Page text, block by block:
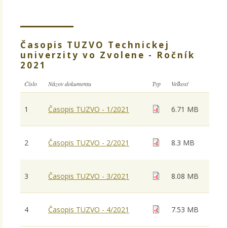
Časopis TUZVO Technickej
univerzity vo Zvolene - Ročník
2021
Číslo Názov dokumentu Typ Veľkosť
1 Časopis TUZVO - 1/2021 6.71 MB
2 Časopis TUZVO - 2/2021 8.3 MB
3 Časopis TUZVO - 3/2021 8.08 MB
4 Časopis TUZVO - 4/2021 7.53 MB